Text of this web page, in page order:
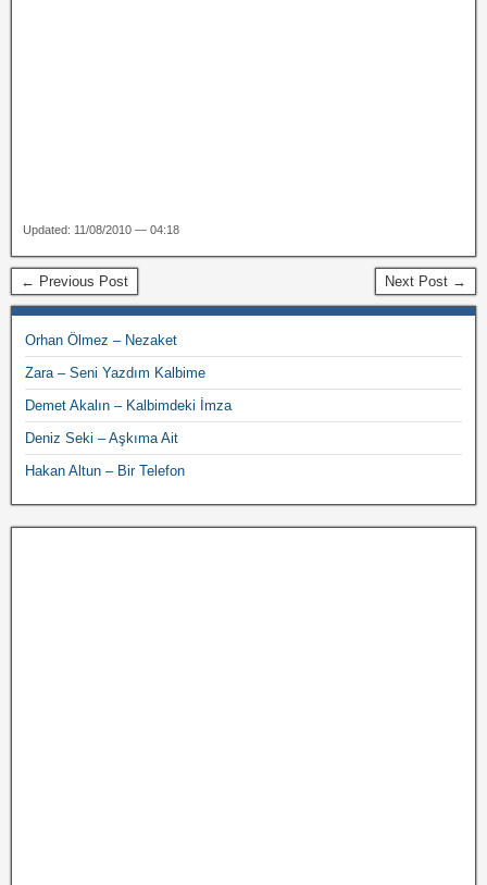
Updated: 11/08/2010 — 04:18
← Previous Post Next Post →
Orhan Ölmez – Nezaket
Zara – Seni Yazdım Kalbime
Demet Akalın – Kalbimdeki İmza
Deniz Seki – Aşkıma Ait
Hakan Altun – Bir Telefon